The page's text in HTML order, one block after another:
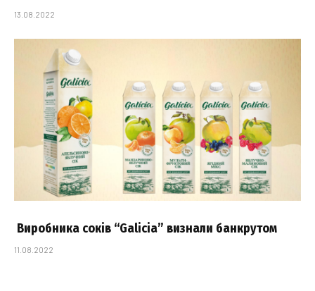
13.08.2022
Виробника соків “Galicia” визнали банкрутом
11.08.2022